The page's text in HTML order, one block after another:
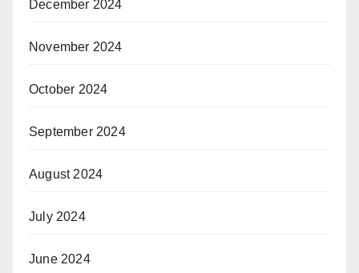
December 2024
November 2024
October 2024
September 2024
August 2024
July 2024
June 2024